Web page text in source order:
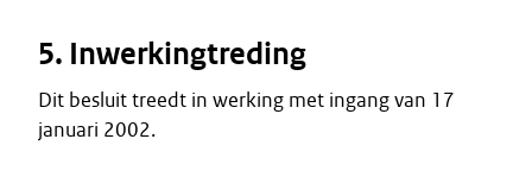
5. Inwerkingtreding
Dit besluit treedt in werking met ingang van 17
januari 2002.